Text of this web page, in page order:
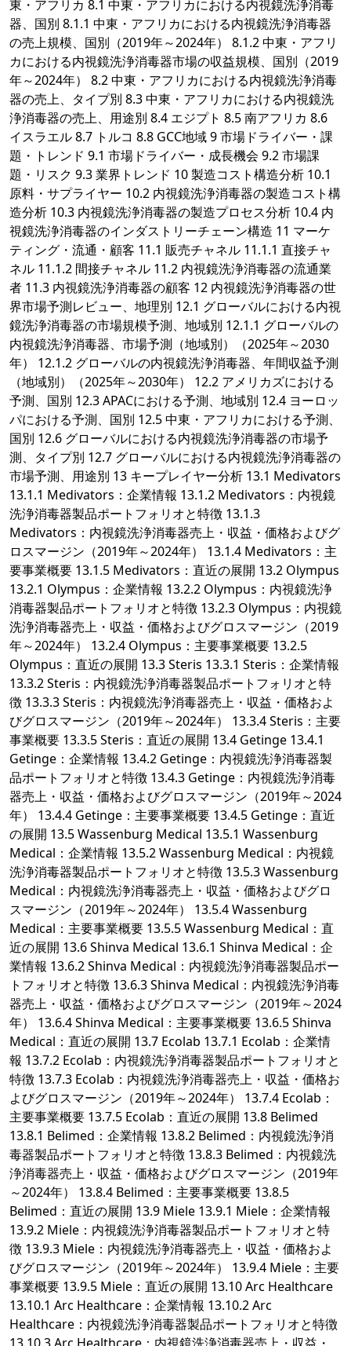
東・アフリカ 8.1 中東・アフリカにおける内視鏡洗浄消毒
器、国別 8.1.1 中東・アフリカにおける内視鏡洗浄消毒器
の売上規模、国別（2019年～2024年） 8.1.2 中東・アフリ
カにおける内視鏡洗浄消毒器市場の収益規模、国別（2019
年～2024年） 8.2 中東・アフリカにおける内視鏡洗浄消毒
器の売上、タイプ別 8.3 中東・アフリカにおける内視鏡洗
浄消毒器の売上、用途別 8.4 エジプト 8.5 南アフリカ 8.6
イスラエル 8.7 トルコ 8.8 GCC地域 9 市場ドライバー・課
題・トレンド 9.1 市場ドライバー・成長機会 9.2 市場課
題・リスク 9.3 業界トレンド 10 製造コスト構造分析 10.1
原料・サプライヤー 10.2 内視鏡洗浄消毒器の製造コスト構
造分析 10.3 内視鏡洗浄消毒器の製造プロセス分析 10.4 内
視鏡洗浄消毒器のインダストリーチェーン構造 11 マーケ
ティング・流通・顧客 11.1 販売チャネル 11.1.1 直接チャ
ネル 11.1.2 間接チャネル 11.2 内視鏡洗浄消毒器の流通業
者 11.3 内視鏡洗浄消毒器の顧客 12 内視鏡洗浄消毒器の世
界市場予測レビュー、地理別 12.1 グローバルにおける内視
鏡洗浄消毒器の市場規模予測、地域別 12.1.1 グローバルの
内視鏡洗浄消毒器、市場予測（地域別）（2025年～2030
年） 12.1.2 グローバルの内視鏡洗浄消毒器、年間収益予測
（地域別）（2025年～2030年） 12.2 アメリカズにおける
予測、国別 12.3 APACにおける予測、地域別 12.4 ヨーロッ
パにおける予測、国別 12.5 中東・アフリカにおける予測、
国別 12.6 グローバルにおける内視鏡洗浄消毒器の市場予
測、タイプ別 12.7 グローバルにおける内視鏡洗浄消毒器の
市場予測、用途別 13 キープレイヤー分析 13.1 Medivators
13.1.1 Medivators：企業情報 13.1.2 Medivators：内視鏡
洗浄消毒器製品ポートフォリオと特徴 13.1.3
Medivators：内視鏡洗浄消毒器売上・収益・価格およびグ
ロスマージン（2019年～2024年） 13.1.4 Medivators：主
要事業概要 13.1.5 Medivators：直近の展開 13.2 Olympus
13.2.1 Olympus：企業情報 13.2.2 Olympus：内視鏡洗浄
消毒器製品ポートフォリオと特徴 13.2.3 Olympus：内視鏡
洗浄消毒器売上・収益・価格およびグロスマージン（2019
年～2024年） 13.2.4 Olympus：主要事業概要 13.2.5
Olympus：直近の展開 13.3 Steris 13.3.1 Steris：企業情報
13.3.2 Steris：内視鏡洗浄消毒器製品ポートフォリオと特
徴 13.3.3 Steris：内視鏡洗浄消毒器売上・収益・価格およ
びグロスマージン（2019年～2024年） 13.3.4 Steris：主要
事業概要 13.3.5 Steris：直近の展開 13.4 Getinge 13.4.1
Getinge：企業情報 13.4.2 Getinge：内視鏡洗浄消毒器製
品ポートフォリオと特徴 13.4.3 Getinge：内視鏡洗浄消毒
器売上・収益・価格およびグロスマージン（2019年～2024
年） 13.4.4 Getinge：主要事業概要 13.4.5 Getinge：直近
の展開 13.5 Wassenburg Medical 13.5.1 Wassenburg
Medical：企業情報 13.5.2 Wassenburg Medical：内視鏡
洗浄消毒器製品ポートフォリオと特徴 13.5.3 Wassenburg
Medical：内視鏡洗浄消毒器売上・収益・価格およびグロ
スマージン（2019年～2024年） 13.5.4 Wassenburg
Medical：主要事業概要 13.5.5 Wassenburg Medical：直
近の展開 13.6 Shinva Medical 13.6.1 Shinva Medical：企
業情報 13.6.2 Shinva Medical：内視鏡洗浄消毒器製品ポー
トフォリオと特徴 13.6.3 Shinva Medical：内視鏡洗浄消毒
器売上・収益・価格およびグロスマージン（2019年～2024
年） 13.6.4 Shinva Medical：主要事業概要 13.6.5 Shinva
Medical：直近の展開 13.7 Ecolab 13.7.1 Ecolab：企業情
報 13.7.2 Ecolab：内視鏡洗浄消毒器製品ポートフォリオと
特徴 13.7.3 Ecolab：内視鏡洗浄消毒器売上・収益・価格お
よびグロスマージン（2019年～2024年） 13.7.4 Ecolab：
主要事業概要 13.7.5 Ecolab：直近の展開 13.8 Belimed
13.8.1 Belimed：企業情報 13.8.2 Belimed：内視鏡洗浄消
毒器製品ポートフォリオと特徴 13.8.3 Belimed：内視鏡洗
浄消毒器売上・収益・価格およびグロスマージン（2019年
～2024年） 13.8.4 Belimed：主要事業概要 13.8.5
Belimed：直近の展開 13.9 Miele 13.9.1 Miele：企業情報
13.9.2 Miele：内視鏡洗浄消毒器製品ポートフォリオと特
徴 13.9.3 Miele：内視鏡洗浄消毒器売上・収益・価格およ
びグロスマージン（2019年～2024年） 13.9.4 Miele：主要
事業概要 13.9.5 Miele：直近の展開 13.10 Arc Healthcare
13.10.1 Arc Healthcare：企業情報 13.10.2 Arc
Healthcare：内視鏡洗浄消毒器製品ポートフォリオと特徴